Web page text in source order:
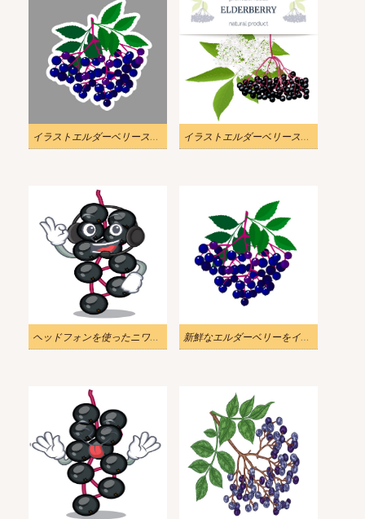
イラストエルダーベリーステッカー イラストエルダーベリーストライプラベル
ヘッドフォンを使ったニワトコのイラスト 新鮮なエルダーベリーをイラストします